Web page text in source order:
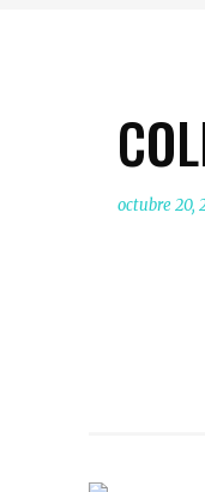
octubre 20,